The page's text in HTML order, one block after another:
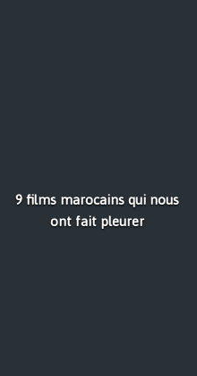
9 films marocains qui nous
ont fait pleurer